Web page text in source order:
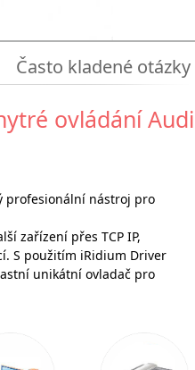
Často kladené otázky
ovládání
profesionální nástroj pro
zařízení přes TCP IP,
S použitím iRidium Driver
unikátní ovladač pro